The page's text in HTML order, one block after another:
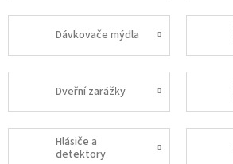
Dávkovače mýdla
Dveřní zarážky
Hlásiče a
detektory